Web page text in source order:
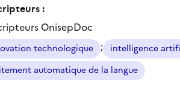
:
OnisepDoc
technologique ; intelligence
automatique de la langue